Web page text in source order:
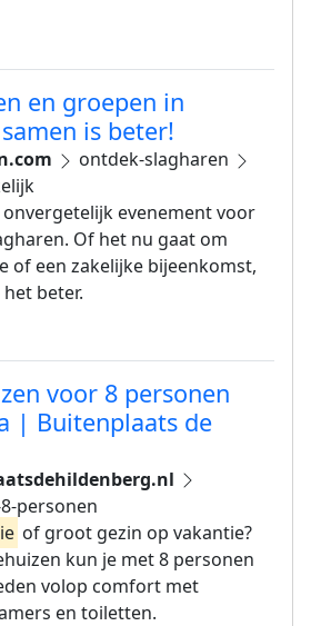
en groepen in
is beter!
ontdek-slagharen
evenement voor
Of het nu gaat om
of een zakelijke bijeenkomst,
beter.
voor 8 personen
| Buitenplaats de
personen
of groot gezin op vakantie?
kun je met 8 personen
volop comfort met
en toiletten.